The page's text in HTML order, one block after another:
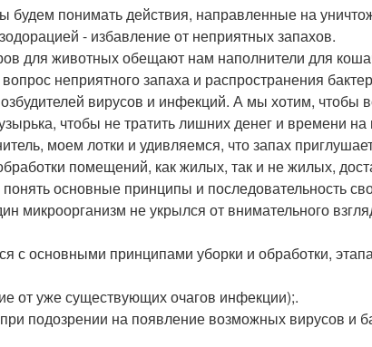
будем понимать действия, направленные на
- избавление от неприятных запахов.
для животных обещают нам наполнители для
неприятного запаха и распространения
вирусов и инфекций. А мы хотим, чтобы
чтобы не тратить лишних денег и времени
моем лотки и удивляемся, что запах
помещений, как жилых, так и не жилых,
основные принципы и последовательность
микроорганизм не укрылся от внимательного
с основными принципами уборки и обработки,
от уже существующих очагов инфекции);.
подозрении на появление возможных вирусов и